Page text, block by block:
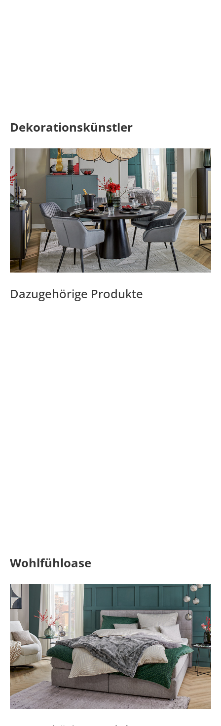
Dekorationskünstler
Dazugehörige Produkte
Wohlfühloase